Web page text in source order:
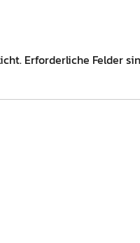
Erforderliche Felder